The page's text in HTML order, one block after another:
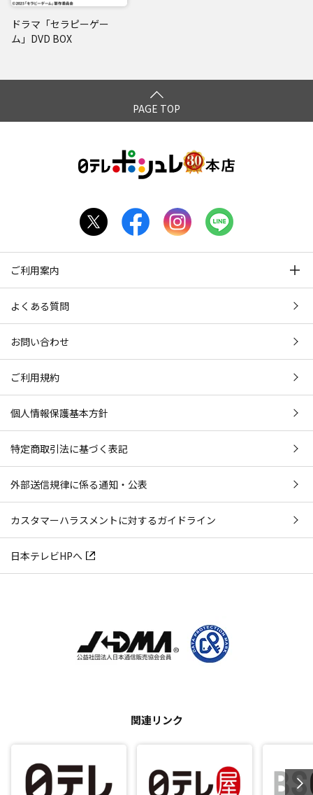
ドラマ「セラピーゲー
ム」DVD BOX
PAGE TOP
ご利用案内
よくある質問
お問い合わせ
ご利用規約
個人情報保護基本方針
特定商取引法に基づく表記
外部送信規律に係る通知・公表
カスタマーハラスメントに対するガイドライン
日本テレビHPへ
関連リンク